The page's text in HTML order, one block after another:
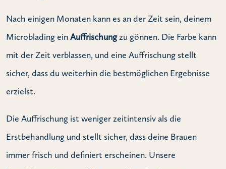
Nach einigen Monaten kann es an der Zeit sein, deinem
Microblading einAuffrischungzu gönnen. Die Farbe kann
mit der Zeit verblassen, und eine Auffrischung stellt
sicher, dass du weiterhin die bestmöglichen Ergebnisse
erzielst.
Die Auffrischung ist weniger zeitintensiv als die
Erstbehandlung und stellt sicher, dass deine Brauen
immer frisch und definiert erscheinen. Unsere